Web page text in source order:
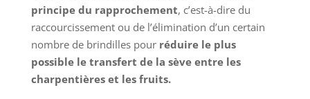
principe du rapprochement, c’est-à-dire du
raccourcissement ou de l’élimination d’un certain
nombre de brindilles pour réduire le plus
possible le transfert de la sève entre les
charpentières et les fruits.